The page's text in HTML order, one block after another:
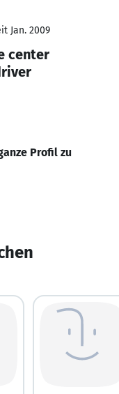
Jan. 2009
center
Profil zu